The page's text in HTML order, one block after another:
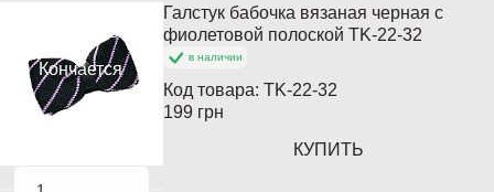
Популярный
Кончается
Галстук бабочка вязаная черная с
фиолетовой полоской TK-22-32
в наличии
Код товара:TK-22-32
199 грн
КУПИТЬ